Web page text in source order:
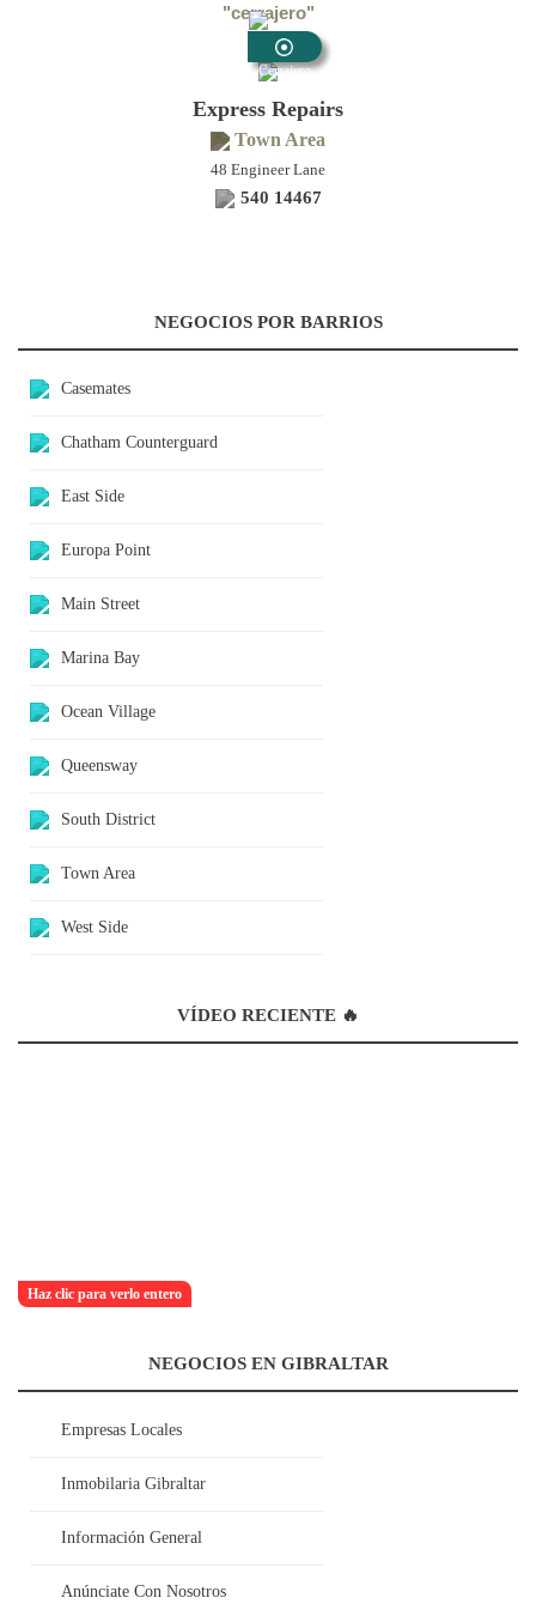
"cerrajero"
Cerrajero
Express Repairs
Town Area
48 Engineer Lane
540 14467
NEGOCIOS POR BARRIOS
Casemates
Chatham Counterguard
East Side
Europa Point
Main Street
Marina Bay
Ocean Village
Queensway
South District
Town Area
West Side
VÍDEO RECIENTE 🔥
Haz clic para verlo entero
NEGOCIOS EN GIBRALTAR
Empresas Locales
Inmobilaria Gibraltar
Información General
Anúnciate Con Nosotros